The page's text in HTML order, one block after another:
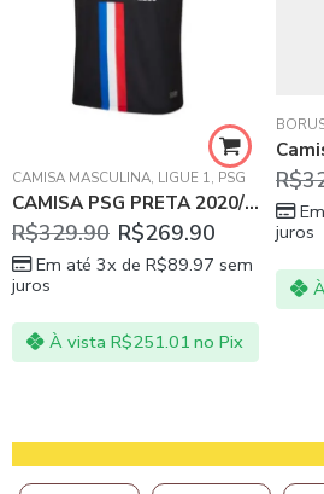
CSKA MOSCOW ,FLAMENGO,
CAMISA MASCULINA, LIGUE 1, PSG
CAMISA PSG PRETA 2020/21 JORDAN
R$329.90 R$269.90
Em até 3x de R$89.97 sem
juros
À vista R$251.01 no Pix
R$
juros